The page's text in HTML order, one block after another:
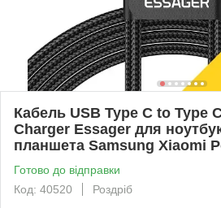
Кабель USB Type C to Type
Charger Essager для
планшета Samsung Xiaomi
Готово до відправки
Код: 40520
Роздріб